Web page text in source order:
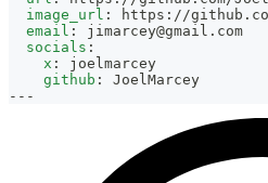
image_url : https : //
email :
jimarcey@gmail.com
socials :
x :
joelmarcey
github :
JoelMarcey
---